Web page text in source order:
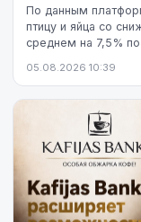
По данным
птицу и яйца со
среднем на 7,5%
данный момент - до
05.08.2026 10:39